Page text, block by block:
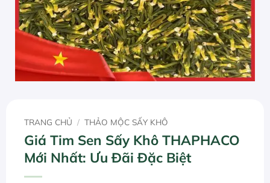
TRANG CHỦ / THẢO MỘC SẤY KHÔ
Giá Tim Sen Sấy Khô THAPHACO
Mới Nhất: Ưu Đãi Đặc Biệt